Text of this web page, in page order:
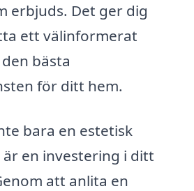
erbjuds. Det ger dig
ett välinformerat
bästa
för ditt hem.
bara en estetisk
en investering i ditt
att anlita en